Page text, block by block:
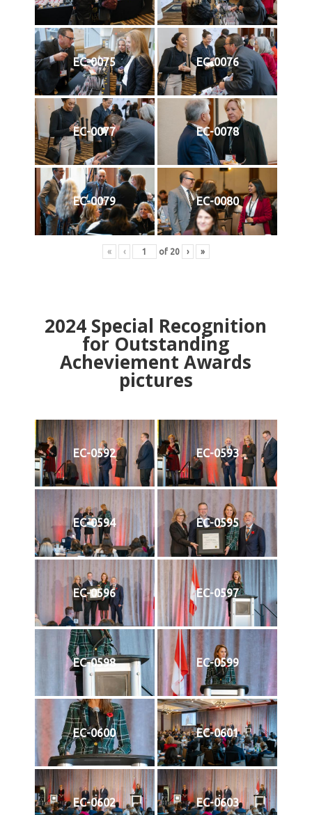
EC-0075 EC-0076
EC-0077 EC-0078
EC-0079 EC-0080
« ‹ of 20 › »
2024 Special Recognition
for Outstanding
Acheviement Awards
pictures
EC-0592 EC-0593
EC-0594 EC-0595
EC-0596 EC-0597
EC-0598 EC-0599
EC-0600 EC-0601
EC-0602 EC-0603